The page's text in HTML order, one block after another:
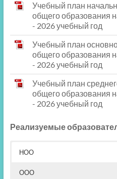
Учебный план
общего образования
- 2026 учебный год
Учебный план
общего образования
- 2026 учебный год
Учебный план
общего образования
- 2026 учебный год
Реализуемые
НОО
ООО